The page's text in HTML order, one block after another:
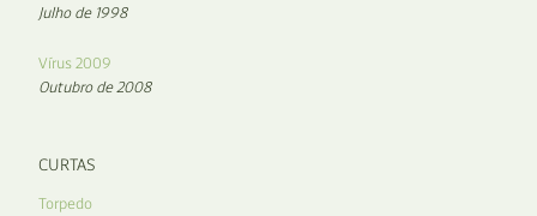
Julho de 1998
Vírus 2009
Outubro de 2008
CURTAS
Torpedo